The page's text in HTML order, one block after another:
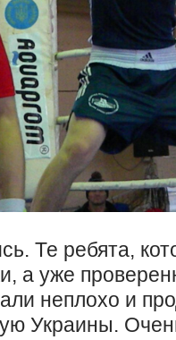
Те ребята,
а уже
неплохо и
Украины.